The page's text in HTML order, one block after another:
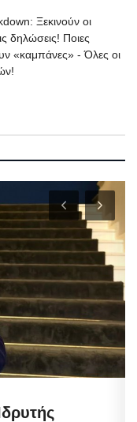
Ξεκινούν οι
δηλώσεις! Ποιες
«καμπάνες» - Όλες οι